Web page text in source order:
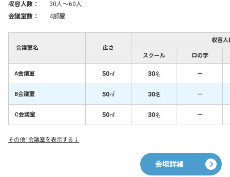
収容人数：
30人〜60人
会議室数：
4部屋
会議室名 広さ
収容人
スクール ロの字
A会議室 50㎡ 30名 －
B会議室 50㎡ 30名 －
C会議室 50㎡ 30名 －
その他1会議室を表示する↓
会場詳細